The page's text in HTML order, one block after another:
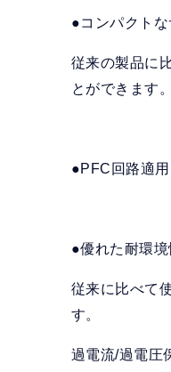
●コンパクト
従来の製品に
とができます。
●PFC回路適
●優れた耐環
従来に比べて
す。
過電流/過電圧